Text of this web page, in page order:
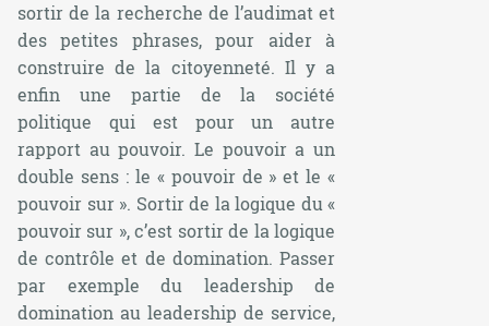
sortir de la recherche de l’audimat et
des petites phrases, pour aider à
construire de la citoyenneté. Il y a
enfin une partie de la société
politique qui est pour un autre
rapport au pouvoir. Le pouvoir a un
double sens : le « pouvoir de » et le «
pouvoir sur ». Sortir de la logique du «
pouvoir sur », c’est sortir de la logique
de contrôle et de domination. Passer
par exemple du leadership de
domination au leadership de service,